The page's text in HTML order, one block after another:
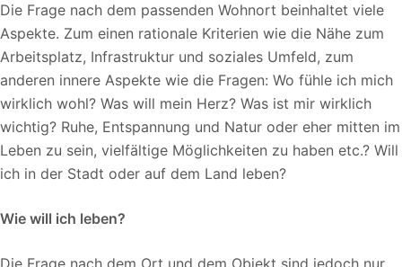
Die Frage nach dem passenden Wohnort beinhaltet viele
Aspekte. Zum einen rationale Kriterien wie die Nähe zum
Arbeitsplatz, Infrastruktur und soziales Umfeld, zum
anderen innere Aspekte wie die Fragen: Wo fühle ich mich
wirklich wohl? Was will mein Herz? Was ist mir wirklich
wichtig? Ruhe, Entspannung und Natur oder eher mitten im
Leben zu sein, vielfältige Möglichkeiten zu haben etc.? Will
ich in der Stadt oder auf dem Land leben?
Wie will ich leben?
Die Frage nach dem Ort und dem Objekt sind jedoch nur